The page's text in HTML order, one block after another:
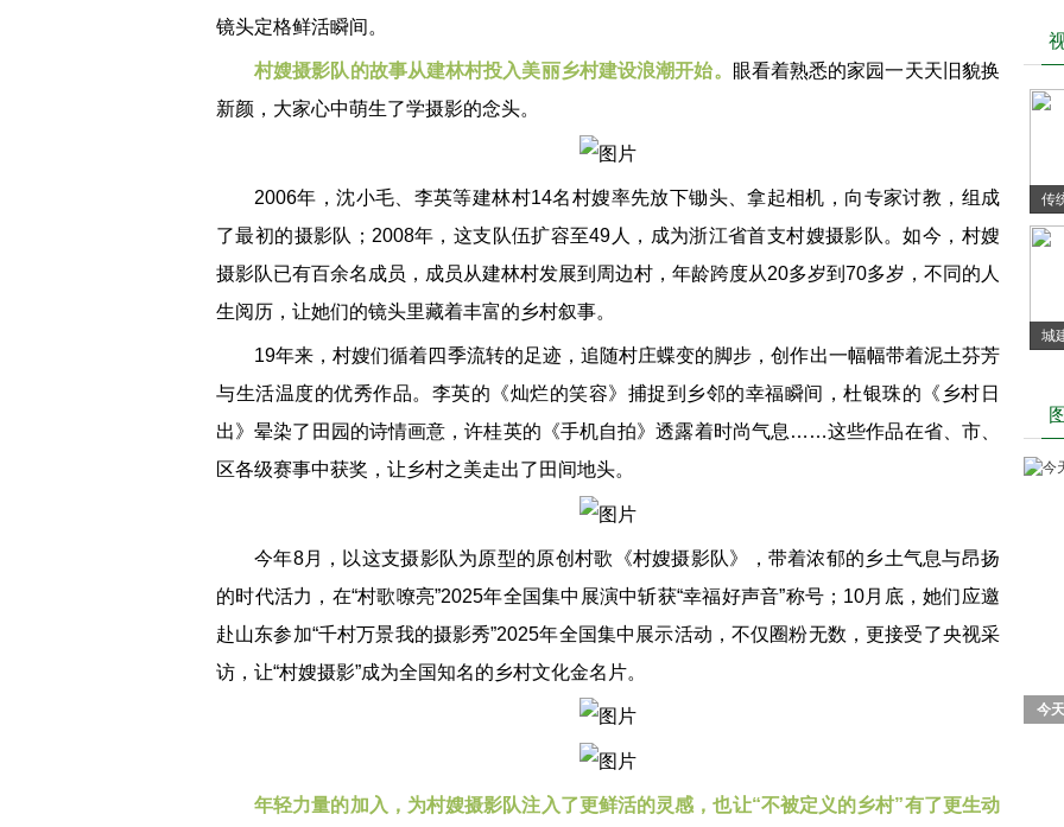
镜头定格鲜活瞬间。
村嫂摄影队的故事从建林村投入美丽乡村建设浪潮开始。
眼看着熟悉的家园一天天旧貌换
新颜，大家心中萌生了学摄影的念头。
2006年，沈小毛、李英等建林村14名村嫂率先放下锄头、拿起相机，向专家讨教，组成
了最初的摄影队；2008年，这支队伍扩容至49人，成为浙江省首支村嫂摄影队。如今，村嫂
摄影队已有百余名成员，成员从建林村发展到周边村，年龄跨度从20多岁到70多岁，不同的人
生阅历，让她们的镜头里藏着丰富的乡村叙事。
19年来，村嫂们循着四季流转的足迹，追随村庄蝶变的脚步，创作出一幅幅带着泥土芬芳
与生活温度的优秀作品。李英的《灿烂的笑容》捕捉到乡邻的幸福瞬间，杜银珠的《乡村日
出》晕染了田园的诗情画意，许桂英的《手机自拍》透露着时尚气息……这些作品在省、市、
区各级赛事中获奖，让乡村之美走出了田间地头。
今年8月，以这支摄影队为原型的原创村歌《村嫂摄影队》，带着浓郁的乡土气息与昂扬
的时代活力，在“村歌嘹亮”2025年全国集中展演中斩获“幸福好声音”称号；10月底，她们应邀
赴山东参加“千村万景我的摄影秀”2025年全国集中展示活动，不仅圈粉无数，更接受了央视采
访，让“村嫂摄影”成为全国知名的乡村文化金名片。
年轻力量的加入，为村嫂摄影队注入了更鲜活的灵感，也让“不被定义的乡村”有了更生动
传
城
今